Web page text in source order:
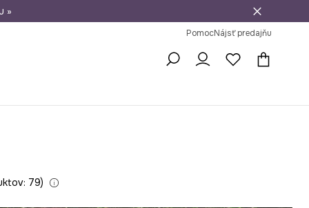
tovaru
»
PomocNájsť predajňu
79